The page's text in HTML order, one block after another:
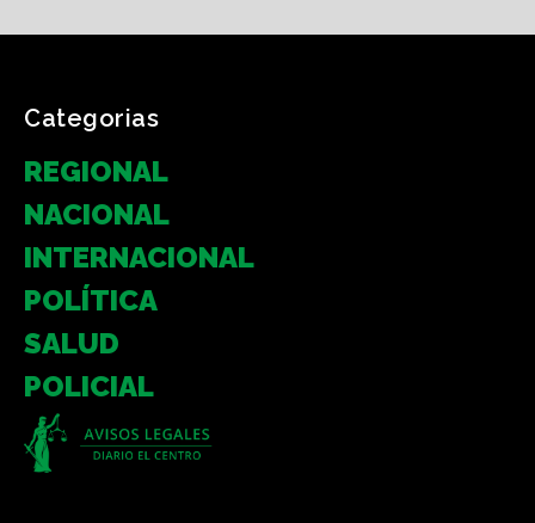
Categorias
REGIONAL
NACIONAL
INTERNACIONAL
POLÍTICA
SALUD
POLICIAL